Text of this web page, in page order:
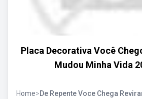
Placa Decorativa Você
Mudou Minha Vida
Home>De Repente Voce Chega